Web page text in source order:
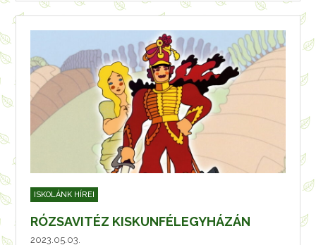
ISKOLÁNK HÍREI
RÓZSAVITÉZ KISKUNFÉLEGYHÁZÁN
2023.05.03.